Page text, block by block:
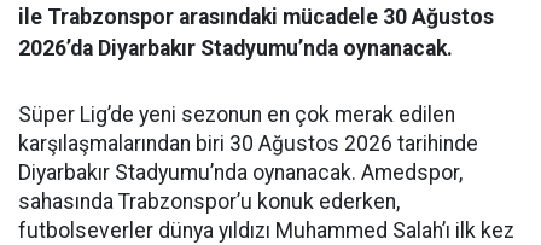
ile Trabzonspor arasındaki mücadele 30 Ağustos
2026’da Diyarbakır Stadyumu’nda oynanacak.
Süper Lig’de yeni sezonun en çok merak edilen
karşılaşmalarından biri 30 Ağustos 2026 tarihinde
Diyarbakır Stadyumu’nda oynanacak. Amedspor,
sahasında Trabzonspor’u konuk ederken,
futbolseverler dünya yıldızı Muhammed Salah’ı ilk kez